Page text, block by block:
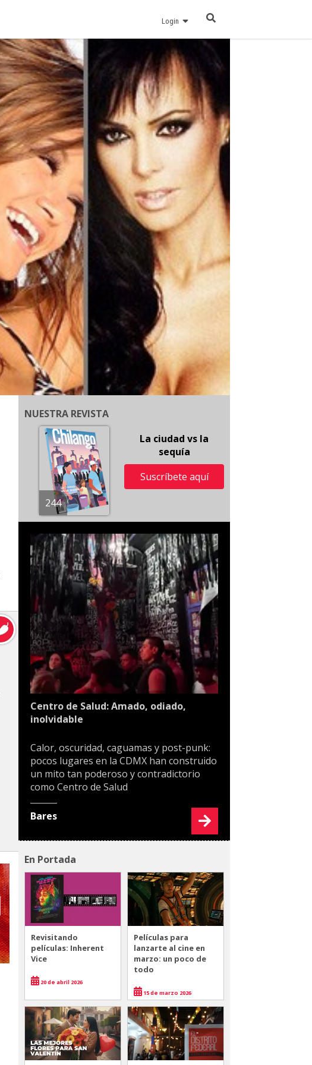
Login
NUESTRA REVISTA
244
La ciudad vs la
sequía
Suscríbete aquí
Centro de Salud: Amado, odiado,
inolvidable
Calor, oscuridad, caguamas y post-punk:
pocos lugares en la CDMX han construido
un mito tan poderoso y contradictorio
como Centro de Salud
Bares
En Portada
Revisitando
películas: Inherent
Vice
20 de abril 2026
Películas para
lanzarte al cine en
marzo: un poco de
todo
15 de marzo 2026